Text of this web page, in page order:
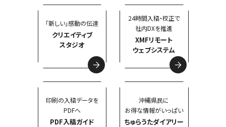
「新しい」感動の伝達
クリエイティブ
スタジオ
24時間入稿・校正で
社内DXを推進
XMFリモート
ウェブシステム
印刷の入稿データを
PDFへ
PDF入稿ガイド
沖縄県民に
お得な情報がいっぱい
ちゅらうたダイアリー